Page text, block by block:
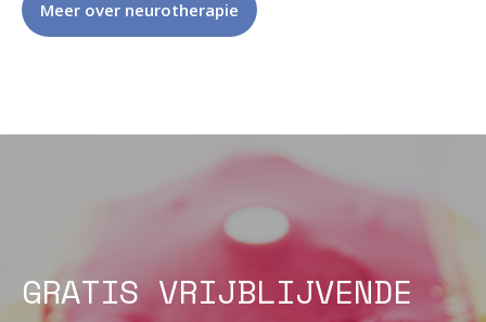
Meer over neurotherapie
GRATIS VRIJBLIJVENDE